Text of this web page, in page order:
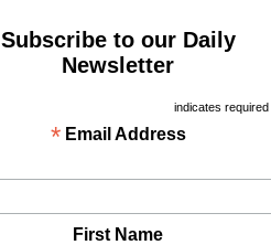
Subscribe to our Daily
Newsletter
Email Address
*
First Name